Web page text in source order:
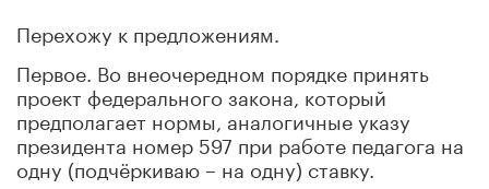
Перехожу к предложениям.
Первое. Во внеочередном порядке принять
проект федерального закона, который
предполагает нормы, аналогичные указу
президента номер 597 при работе педагога на
одну (подчёркиваю – на одну) ставку.